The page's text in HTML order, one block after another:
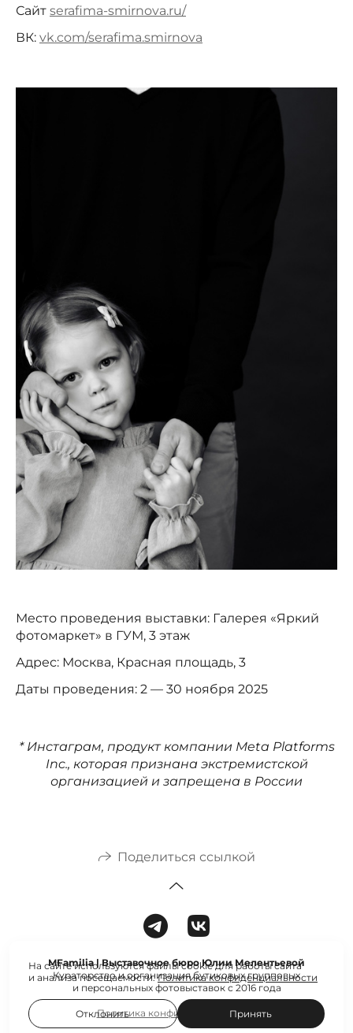
Сайт serafima-smirnova.ru/
ВК: vk.com/serafima.smirnova
Место проведения выставки: Галерея «Яркий
фотомаркет» в ГУМ, 3 этаж
Адрес: Москва, Красная площадь, 3
Даты проведения: 2 — 30 ноября 2025
* Инстаграм, продукт компании Meta Platforms
Inc., которая признана экстремистской
организацией и запрещена в России
Поделиться ссылкой
MFamilia | Выставочное бюро Юлии Мелентьевой
Кураторство и организация бутиковых групповых
и персональных фотовыставок с 2016 года
Политика конфиденциальности
На сайте используются файлы cookie для работы сайта
и анализа посещаемости.Политика конфиденциальности
Отклонить Принять